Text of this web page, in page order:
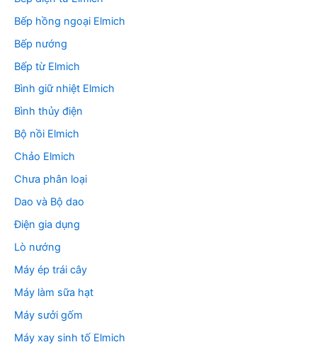
Bếp hồng ngoại Elmich
Bếp nướng
Bếp từ Elmich
Bình giữ nhiệt Elmich
Bình thủy điện
Bộ nồi Elmich
Chảo Elmich
Chưa phân loại
Dao và Bộ dao
Điện gia dụng
Lò nướng
Máy ép trái cây
Máy làm sữa hạt
Máy sưởi gốm
Máy xay sinh tố Elmich